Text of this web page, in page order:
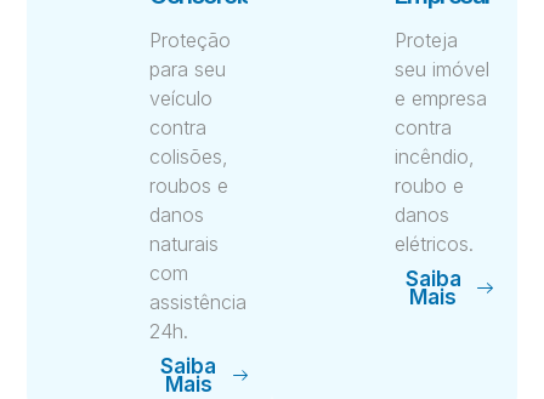
Proteção
para seu
veículo
contra
colisões,
roubos e
danos
naturais
com
assistência
24h.
Saiba
Mais
Proteja
seu imóvel
e empresa
contra
incêndio,
roubo e
danos
elétricos.
Saiba
Mais